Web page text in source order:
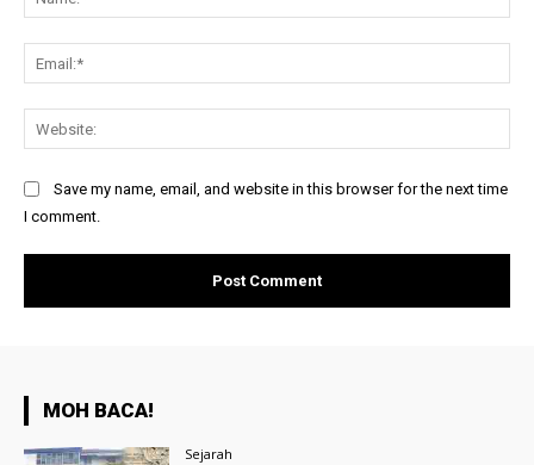
Save my name, email, and website in this browser for the next time
I comment.
MOH BACA!
Sejarah